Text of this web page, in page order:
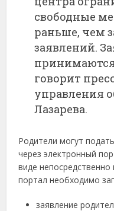
свободные
раньше, чем
заявлений.
принимаются
говорит
управления
Лазарева.
Родители могут
через электронный
виде
портал необходимо
заявление